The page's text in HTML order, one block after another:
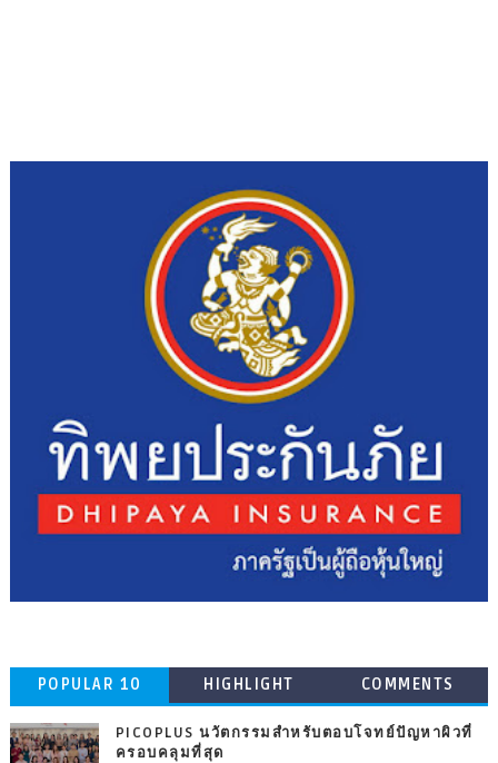
POPULAR 10 HIGHLIGHT COMMENTS
PICOPLUS นวัตกรรมสำหรับตอบโจทย์ปัญหาผิวที่
ครอบคลุมที่สุด